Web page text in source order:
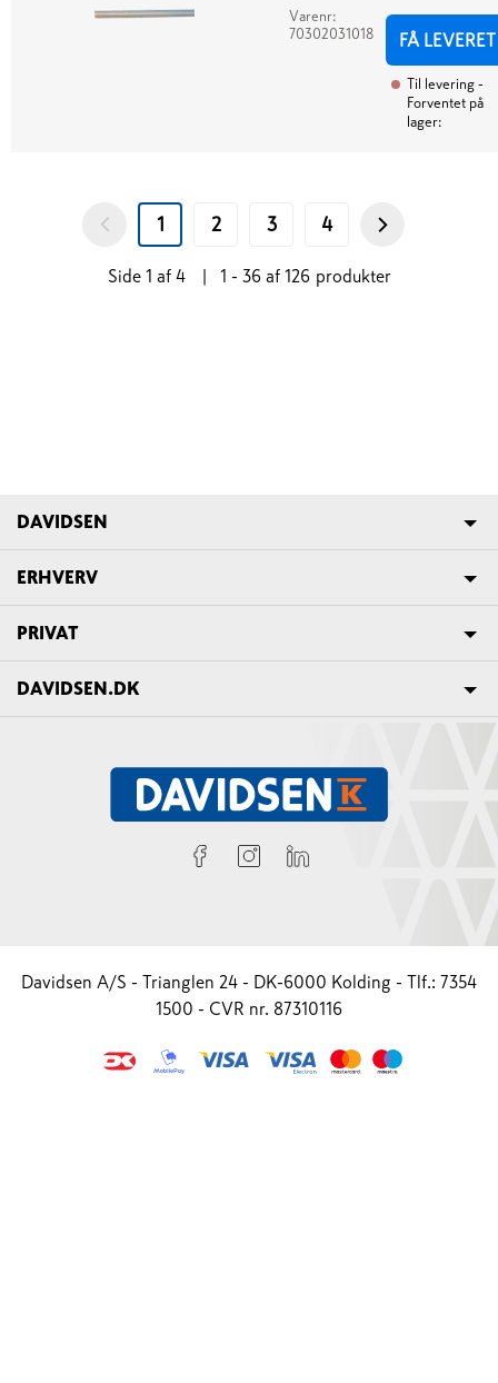
Varenr:
70302031018
FÅ LEVERET
Til levering -
Forventet på
lager:
1 2 3 4
Side 1 af 4 1 - 36af 126 produkter
DAVIDSEN
ERHVERV
PRIVAT
DAVIDSEN.DK
Davidsen A/S - Trianglen 24 - DK-6000 Kolding - Tlf.: 7354
1500 - CVR nr. 87310116